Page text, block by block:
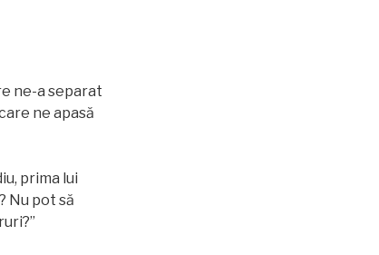
ne-a separat
ne apasă
prima lui
Nu pot să